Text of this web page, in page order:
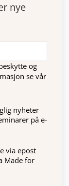
nye
og
se vår
nyheter
på e-
via epost
Made for